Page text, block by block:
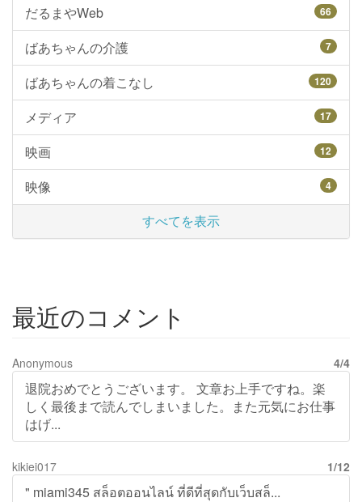
だるまやWeb 66
ばあちゃんの介護 7
ばあちゃんの着こなし 120
メディア 17
映画 12
映像 4
すべてを表示
最近のコメント
4/4
Anonymous
退院おめでとうございます。 文章お上手ですね。楽
しく最後まで読んでしまいました。また元気にお仕事
はげ...
1/12
kikiei017
" miami345 สล็อตออนไลน์ ที่ดีที่สุดกับเว็บสล็...